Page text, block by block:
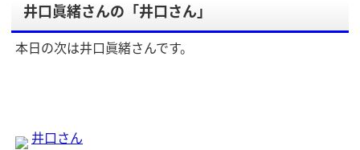
井口眞緒さんの「井口さん」
本日の次は井口眞緒さんです。
井口さん